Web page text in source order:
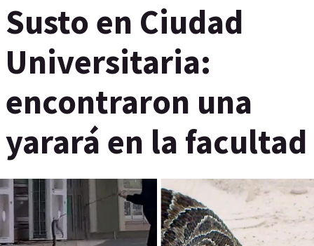
Susto en Ciudad
Universitaria:
encontraron una
yarará en la facultad